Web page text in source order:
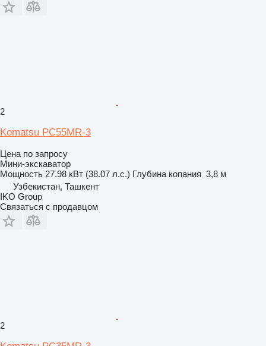
2
Komatsu PC55MR-3
Цена по запросу
Мини-экскаватор
Мощность 27.98 кВт (38.07 л.с.) Глубина копания 3,8 м
Узбекистан, Ташкент
IKO Group
Связаться с продавцом
2